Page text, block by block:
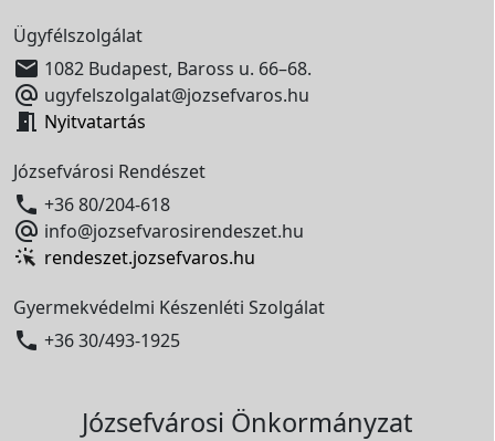
Ügyfélszolgálat
 1082 Budapest, Baross u. 66–68.
 ugyfelszolgalat@jozsefvaros.hu
 Nyitvatartás
Józsefvárosi Rendészet
 +36 80/204-618
 info@jozsefvarosirendeszet.hu
rendeszet.jozsefvaros.hu
Gyermekvédelmi Készenléti Szolgálat
 +36 30/493-1925
Józsefvárosi Önkormányzat